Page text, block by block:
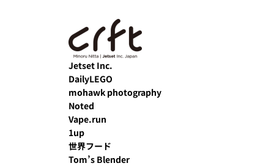
Jetset Inc.
DailyLEGO
mohawk photography
Noted
Vape.run
1up
世界フード
Tom’s Blender